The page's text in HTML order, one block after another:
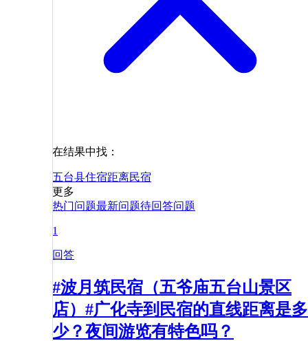
在结果中找：
五台县住宿距离民宿
更多
热门问题最新问题待回答问题
1
回答
#波月筑民宿（五爷庙五台山景区
店）#广化寺到民宿的直线距离是多
少？夜间游览有特色吗？​